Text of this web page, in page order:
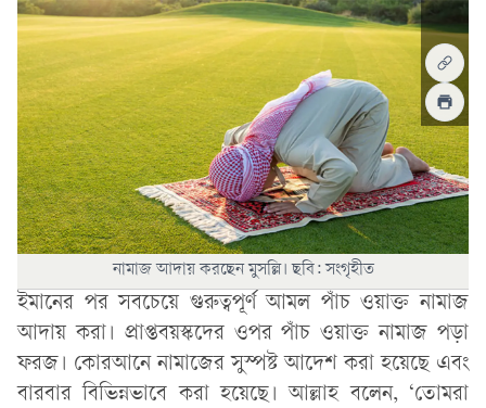
নামাজ আদায় করছেন মুসল্লি। ছবি: সংগৃহীত
ইমানের পর সবচেয়ে গুরুত্বপূর্ণ আমল পাঁচ ওয়াক্ত নামাজ
আদায় করা। প্রাপ্তবয়স্কদের ওপর পাঁচ ওয়াক্ত নামাজ পড়া
ফরজ। কোরআনে নামাজের সুস্পষ্ট আদেশ করা হয়েছে এবং
বারবার বিভিন্নভাবে করা হয়েছে। আল্লাহ বলেন, ‘তোমরা